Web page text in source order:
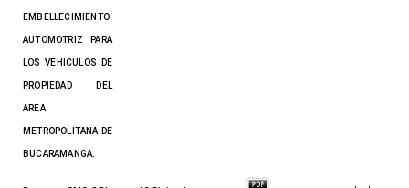
EMBELLECIMIENTO
AUTOMOTRIZ PARA
LOS VEHICULOS DE
PROPIEDAD DEL
AREA
METROPOLITANA DE
BUCARAMANGA.